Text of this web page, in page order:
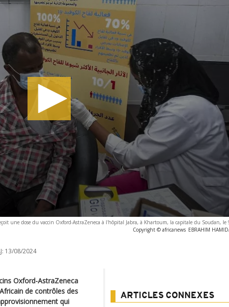
une dose du vaccin Oxford-AstraZeneca à l'hôpital Jabra, à Khartoum, la capitale du Soudan, le
Copyright © africanews EBRAHIM
13/08/2024
Oxford-AstraZeneca
de contrôles des
qui
ARTICLES CONNEXES